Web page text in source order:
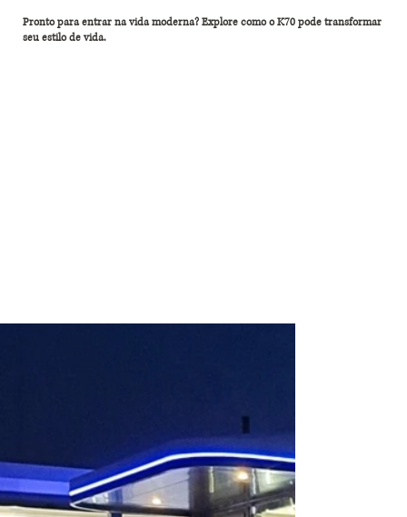
Pronto para entrar na vida moderna? Explore como o K70 pode transformar
seu estilo de vida.